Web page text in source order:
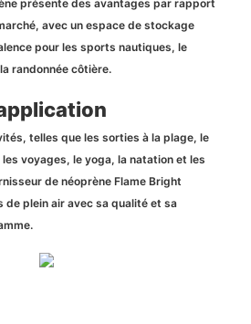
présente des avantages par rapport
avec un espace de stockage
pour les sports nautiques, le
randonnée côtière.
telles que les sorties à la plage, le
voyages, le yoga, la natation et les
de néoprène Flame Bright
de plein air avec sa qualité et sa